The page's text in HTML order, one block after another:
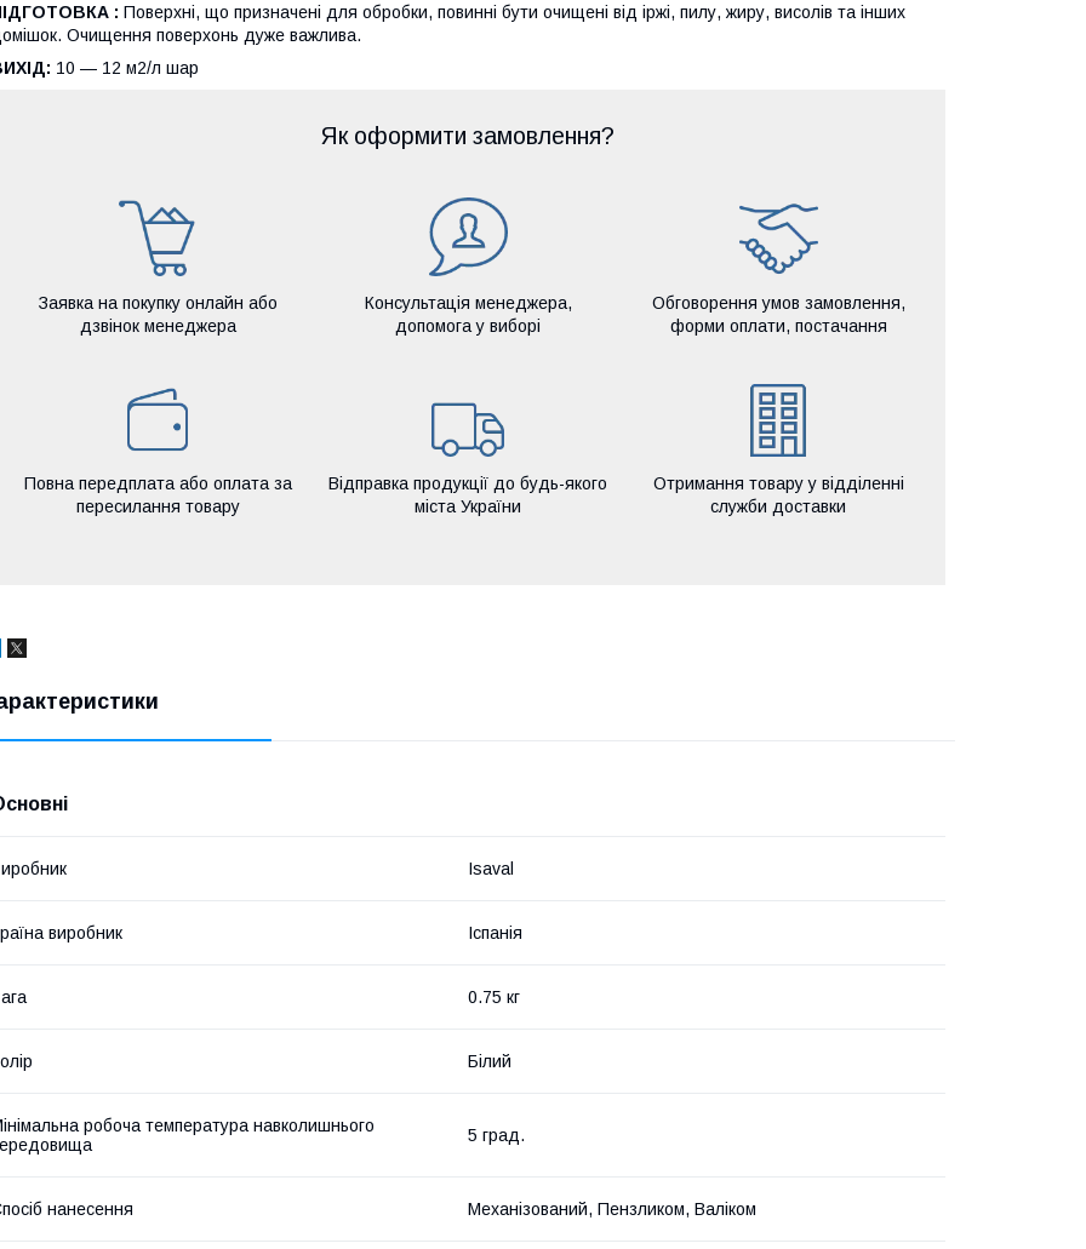
: Поверхні, що призначені для обробки, повинні бути очищені від іржі, пилу, жиру, висолів та інших
Очищення поверхонь дуже важлива.
10 — 12 м2/л шар
Як оформити замовлення?
Заявка на покупку онлайн або
дзвінок менеджера
Консультація менеджера,
допомога у виборі
Обговорення умов замовлення,
форми оплати, постачання
Повна передплата або оплата за
пересилання товару
Відправка продукції до будь-якого
міста України
Отримання товару у відділенні
служби доставки
Isaval
виробник Іспанія
0.75 кг
Білий
робоча температура навколишнього
5 град.
нанесення Механізований, Пензликом, Валіком